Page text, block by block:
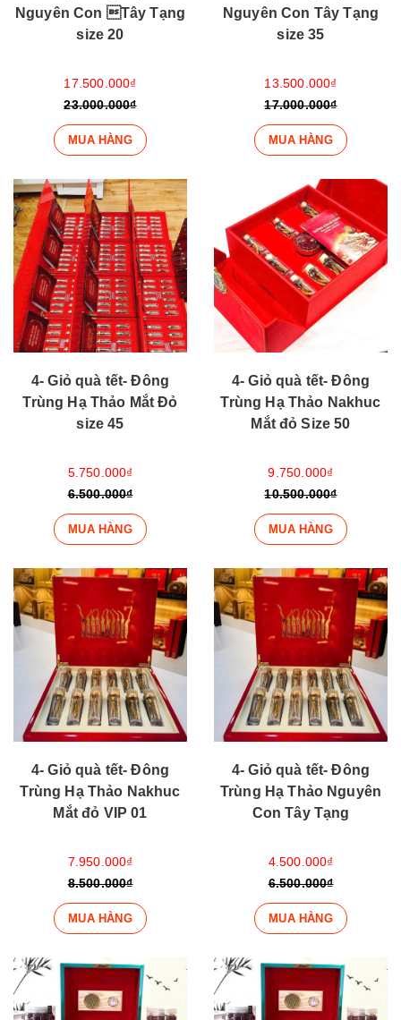
Nguyên Con Tây Tạng
size 20
17.500.000₫
23.000.000₫
MUA HÀNG
Nguyên Con Tây Tạng
size 35
13.500.000₫
17.000.000₫
MUA HÀNG
4- Giỏ quà tết- Đông
Trùng Hạ Thảo Mắt Đỏ
size 45
5.750.000₫
6.500.000₫
MUA HÀNG
4- Giỏ quà tết- Đông
Trùng Hạ Thảo Nakhuc
Mắt đỏ Size 50
9.750.000₫
10.500.000₫
MUA HÀNG
4- Giỏ quà tết- Đông
Trùng Hạ Thảo Nakhuc
Mắt đỏ VIP 01
7.950.000₫
8.500.000₫
MUA HÀNG
4- Giỏ quà tết- Đông
Trùng Hạ Thảo Nguyên
Con Tây Tạng
4.500.000₫
6.500.000₫
MUA HÀNG